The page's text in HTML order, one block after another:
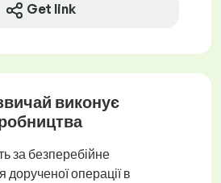
Get link
виконує
за безперебійне
операції в